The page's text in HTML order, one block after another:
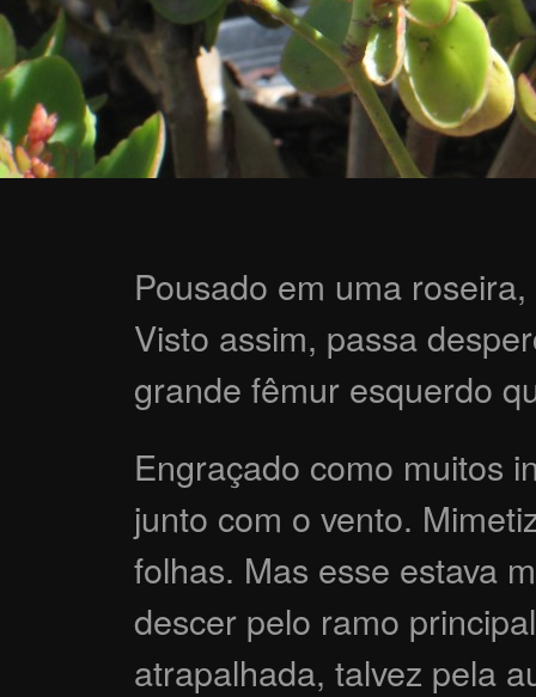
Pousado em uma
Visto assim, passa
grande fêmur esquerdo
Engraçado como muitos
junto com o vento.
folhas. Mas esse estava
descer pelo ramo
atrapalhada, talvez pela